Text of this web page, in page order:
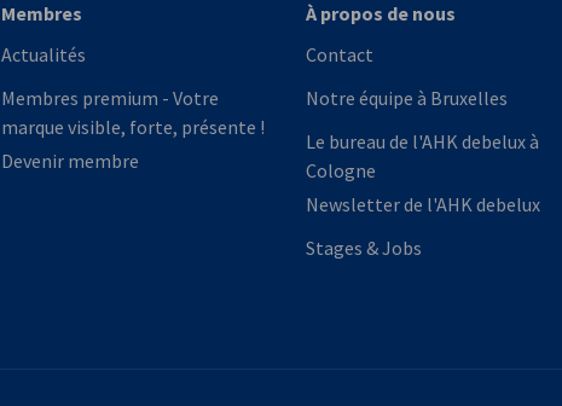
Membres
Actualités
Membres premium - Votre
marque visible, forte, présente !
Devenir membre
À propos de nous
Contact
Notre équipe à Bruxelles
Le bureau de l'AHK debelux à
Cologne
Newsletter de l'AHK debelux
Stages & Jobs